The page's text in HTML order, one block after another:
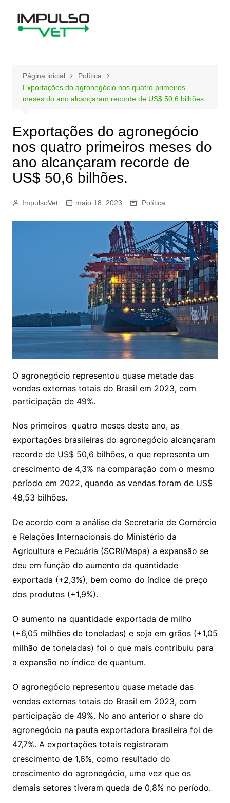
Página inicial
Política
Exportações do agronegócio nos quatro primeiros
meses do ano alcançaram recorde de US$ 50,6 bilhões.
Exportações do agronegócio
nos quatro primeiros meses do
ano alcançaram recorde de
US$ 50,6 bilhões.
ImpulsoVet maio 18, 2023 Política
O agronegócio representou quase metade das
vendas externas totais do Brasil em 2023, com
participação de 49%.
Nos primeiros quatro meses deste ano, as
exportações brasileiras do agronegócio alcançaram
recorde de US$ 50,6 bilhões, o que representa um
crescimento de 4,3% na comparação com o mesmo
período em 2022, quando as vendas foram de US$
48,53 bilhões.
De acordo com a análise da Secretaria de Comércio
e Relações Internacionais do Ministério da
Agricultura e Pecuária (SCRI/Mapa) a expansão se
deu em função do aumento da quantidade
exportada (+2,3%), bem como do índice de preço
dos produtos (+1,9%).
O aumento na quantidade exportada de milho
(+6,05 milhões de toneladas) e soja em grãos (+1,05
milhão de toneladas) foi o que mais contribuiu para
a expansão no índice de quantum.
O agronegócio representou quase metade das
vendas externas totais do Brasil em 2023, com
participação de 49%. No ano anterior o share do
agronegócio na pauta exportadora brasileira foi de
47,7%. A exportações totais registraram
crescimento de 1,6%, como resultado do
crescimento do agronegócio, uma vez que os
demais setores tiveram queda de 0,8% no período.